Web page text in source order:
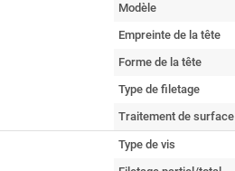
Modèle
Empreinte de la tête
Forme de la tête
Type de filetage
Traitement de surface
Type de vis